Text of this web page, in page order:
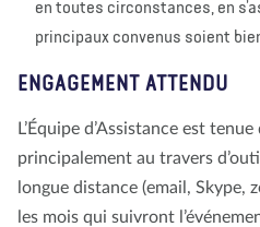
en toutes circonstances, en
principaux convenus soient
ENGAGEMENT ATTENDU
L’Équipe d’Assistance est
principalement au travers
longue distance (email, Skype,
les mois qui suivront